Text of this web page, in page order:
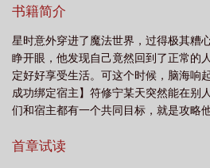
度 咸鱼一身反骨一世华裳
免费阅读 咸鱼一身反骨百度 咸鱼一身反骨
钢笔文学 咸鱼一身反骨by笔趣阁 咸鱼一
剧透 咸鱼一身反骨TXT资源免费 咸鱼一身
TXT 咸鱼一身反骨txt百度 咸鱼一身反骨笔
书籍简介
星时意外穿进了魔法世界，过得极其糟
睁开眼，他发现自己竟然回到了正常的
定好好享受生活。可这个时候，脑海响
成功绑定宿主】符修宁某天突然能在别
们和宿主都有一个共同目标，就是攻略
【系统99，成功绑定宿主】【宿主请按
首章试读